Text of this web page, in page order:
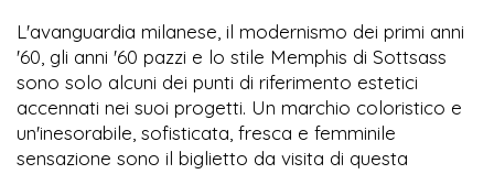
L'avanguardia milanese, il modernismo dei primi anni
'60, gli anni '60 pazzi e lo stile Memphis di Sottsass
sono solo alcuni dei punti di riferimento estetici
accennati nei suoi progetti. Un marchio coloristico e
un'inesorabile, sofisticata, fresca e femminile
sensazione sono il biglietto da visita di questa